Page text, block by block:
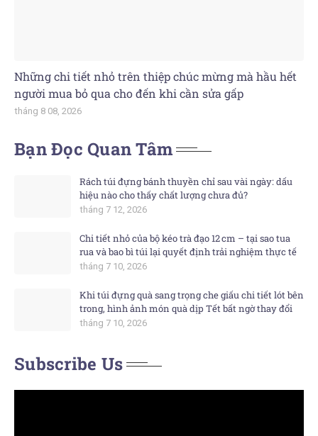
Những chi tiết nhỏ trên thiệp chúc mừng mà hầu hết
người mua bỏ qua cho đến khi cần sửa gấp
tháng 8 08, 2026
Bạn Đọc Quan Tâm
Rách túi đựng bánh thuyền chỉ sau vài ngày: dấu
hiệu nào cho thấy chất lượng chưa đủ?
tháng 7 12, 2026
Chi tiết nhỏ của bộ kéo trà đạo 12 cm – tại sao tua
rua và bao bì túi lại quyết định trải nghiệm thực tế
tháng 7 10, 2026
Khi túi đựng quà sang trọng che giấu chi tiết lót bên
trong, hình ảnh món quà dịp Tết bất ngờ thay đổi
tháng 7 10, 2026
Subscribe Us